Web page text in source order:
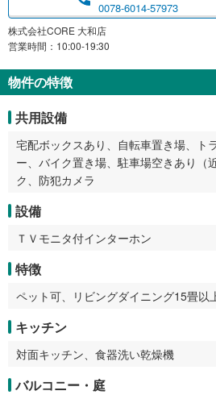
0078-6014-57973
株式会社CORE 大和店
営業時間：10:00-19:30
物件の特徴
共用設備
宅配ボックスあり、自転車置き場、ト
ー、バイク置き場、駐車場空きあり（
ク、防犯カメラ
設備
ＴＶモニタ付インターホン
特徴
ペット可、リビングダイニング15畳以
キッチン
対面キッチン、食器洗い乾燥機
バルコニー・庭